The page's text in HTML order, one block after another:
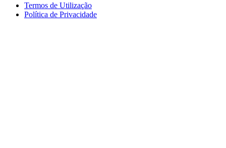
Termos de Utilização
Política de Privacidade